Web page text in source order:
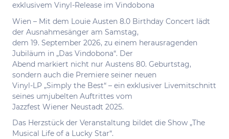
exklusivem Vinyl-Release im Vindobona
Wien – Mit dem Louie Austen 8.0 Birthday Concert lädt
der Ausnahmesänger am Samstag,
dem 19. September 2026, zu einem herausragenden
Jubiläum in „Das Vindobona“. Der
Abend markiert nicht nur Austens 80. Geburtstag,
sondern auch die Premiere seiner neuen
Vinyl-LP „Simply the Best“ – ein exklusiver Livemitschnitt
seines umjubelten Auftrittes vom
Jazzfest Wiener Neustadt 2025.
Das Herzstück der Veranstaltung bildet die Show „The
Musical Life of a Lucky Star“.